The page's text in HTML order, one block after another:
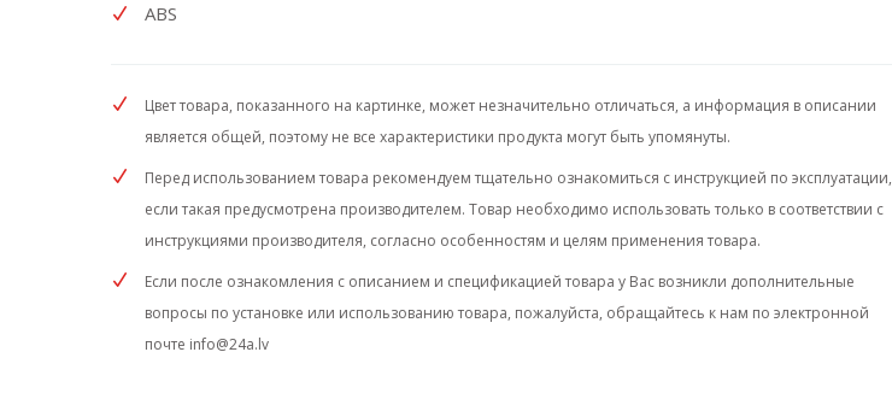
ABS
Цвет товара, показанного на картинке, может незначительно отличаться, а информация в описании
является общей, поэтому не все характеристики продукта могут быть упомянуты.
Перед использованием товара рекомендуем тщательно ознакомиться с инструкцией по эксплуатации,
если такая предусмотрена производителем. Товар необходимо использовать только в соответствии с
инструкциями производителя, согласно особенностям и целям применения товара.
Если после ознакомления с описанием и спецификацией товара у Вас возникли дополнительные
вопросы по установке или использованию товара, пожалуйста, обращайтесь к нам по электронной
почте info@24a.lv